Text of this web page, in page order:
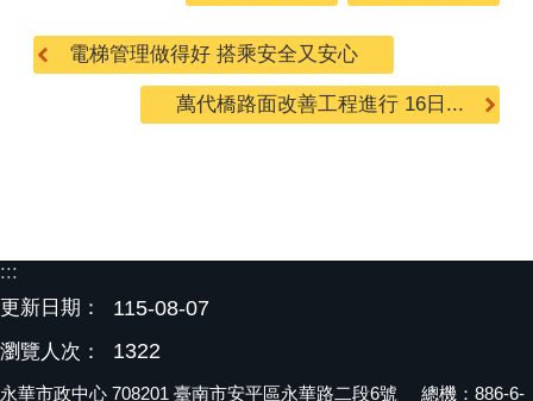
電梯管理做得好 搭乘安全又安心
萬代橋路面改善工程進行 16日...
:::
更新日期：
115-08-07
瀏覽人次： 1322
永華市政中心 708201 臺南市安平區永華路二段6號 總機：886-6-